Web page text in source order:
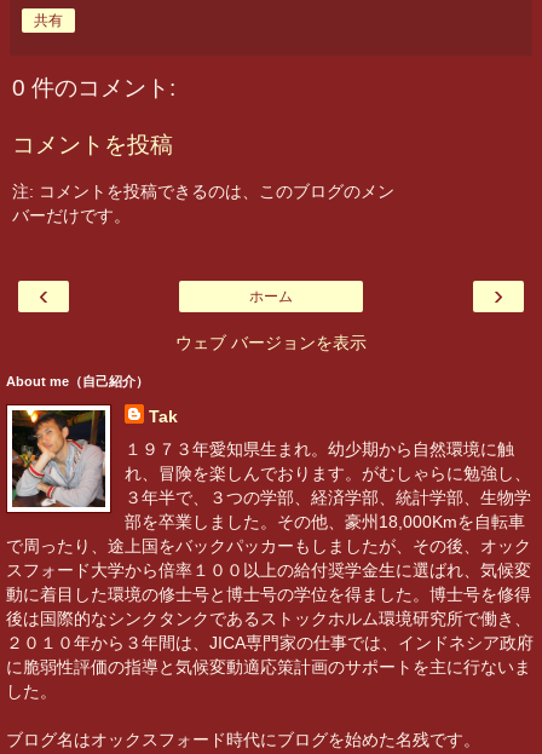
共有
0 件のコメント:
コメントを投稿
注: コメントを投稿できるのは、このブログのメン
バーだけです。
‹ ›
ホーム
ウェブ バージョンを表示
About me（自己紹介）
Tak
１９７３年愛知県生まれ。幼少期から自然環境に触
れ、冒険を楽しんでおります。がむしゃらに勉強し、
３年半で、３つの学部、経済学部、統計学部、生物学
部を卒業しました。その他、豪州18,000Kmを自転車
で周ったり、途上国をバックパッカーもしましたが、その後、オック
スフォード大学から倍率１００以上の給付奨学金生に選ばれ、気候変
動に着目した環境の修士号と博士号の学位を得ました。博士号を修得
後は国際的なシンクタンクであるストックホルム環境研究所で働き、
２０１０年から３年間は、JICA専門家の仕事では、インドネシア政府
に脆弱性評価の指導と気候変動適応策計画のサポートを主に行ないま
した。
ブログ名はオックスフォード時代にブログを始めた名残です。